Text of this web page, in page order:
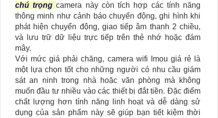
chú trọngcamera này còn tích hợp các tính năng
thông minh như cảnh báo chuyển động, ghi hình khi
phát hiện chuyển động, giao tiếp âm thanh 2 chiều,
và lưu trữ dữ liệu trực tiếp trên thẻ nhớ hoặc đám
mây.
Với mức giá phải chăng, camera wifi Imou giá rẻ là
một lựa chọn tốt cho những người có nhu cầu giám
sát an ninh trong nhà hoặc văn phòng mà không
muốn đầu tư nhiều vào các thiết bị đắt tiền. Đặc điểm
chất lượng hơn tính năng linh hoạt và dễ dàng sử
dụng của sản phẩm này sẽ giúp bạn tiết kiệm thời